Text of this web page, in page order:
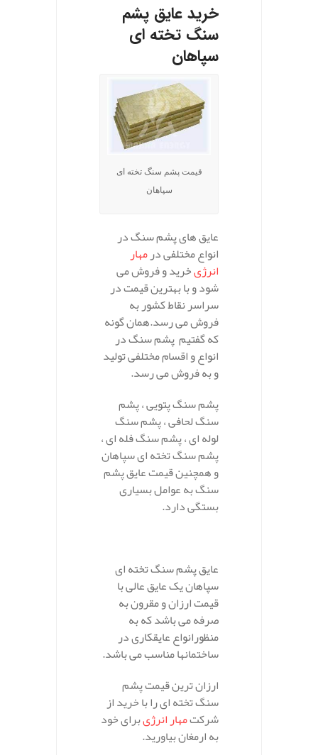
خرید عایق پشم
سنگ تخته ای
سپاهان
قیمت پشم سنگ تخته ای
سپاهان
عایق های پشم سنگ در
انواع مختلفی درمهار
انرژیخرید و فروش می
شود و با بهترین قیمت در
سراسر نقاط کشور به
فروش می رسد.همان گونه
که گفتیم پشم سنگ در
انواع و اقسام مختلفی تولید
و به فروش می رسد.
پشم سنگ پتویی ، پشم
سنگ لحافی ، پشم سنگ
لوله ای ، پشم سنگ فله ای ،
پشم سنگ تخته ای سپاهان
و همچنین قیمت عایق پشم
سنگ به عوامل بسیاری
بستگی دارد.
عایق پشم سنگ تخته ای
سپاهان یک عایق عالی با
قیمت ارزان و مقرون به
صرفه می باشد که به
منظورانواع عایقکاری در
ساختمانها مناسب می باشد.
ارزان ترین قیمت پشم
سنگ تخته ای را با خرید از
شرکتمهار انرژیبرای خود
به ارمغان بیاورید.